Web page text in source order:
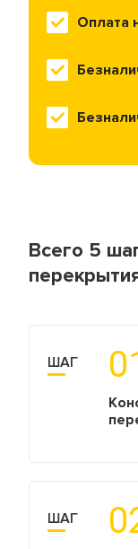
Мы следим за
каждым этапом
наши клиенты
подходящие
Оплата
Всего 5
ШАГ
ШАГ